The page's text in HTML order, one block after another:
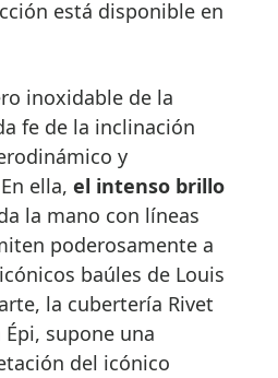
está disponible en
inoxidable de la
fe de la inclinación
y
ella, el intenso brillo
la mano con líneas
poderosamente a
baúles de Louis
la cubertería Rivet
supone una
del icónico